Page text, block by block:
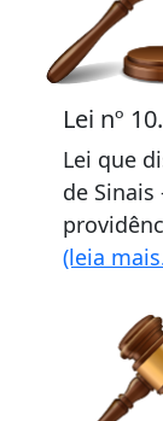
Lei nº
Lei que
de
(leia